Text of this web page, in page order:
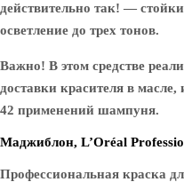
действительно так! —
осветление до трех тонов.
Важно! В этом средстве
доставки красителя в
42 применений шампуня.
Маджиблон, L’Oréal
Профессиональная краска